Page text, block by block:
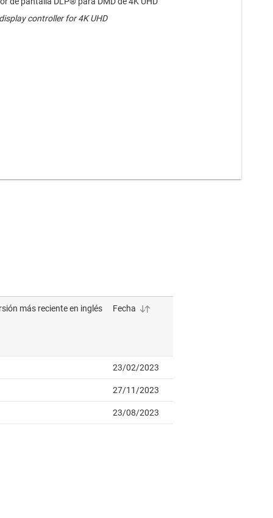
controller for 4K UHD